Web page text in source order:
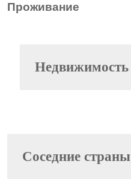
Проживание
Недвижимость
Соседние страны